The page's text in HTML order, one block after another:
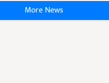
More News